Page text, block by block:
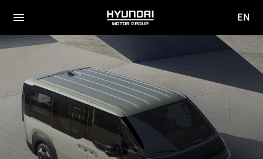
전체
메뉴
HYUNDAI
MOTOR
GROUP
사이
이동
EN